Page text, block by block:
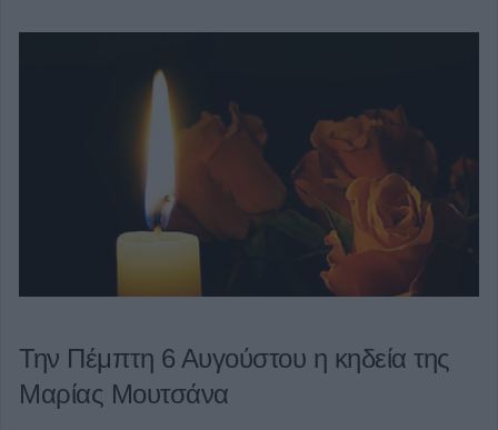
Την Πέμπτη 6 Αυγούστου η κηδεία της
Μαρίας Μουτσάνα